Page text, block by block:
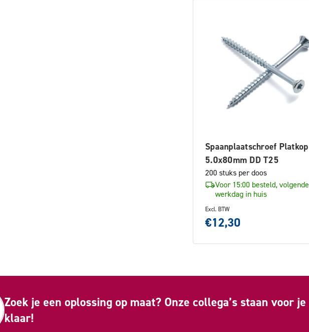
Spaanplaatschroef Platkop
5.0x80mm DD T25
200 stuks per doos
Voor 15:00 besteld, volgende
werkdag in huis
Excl. BTW
€12,30
Zoek je een oplossing op maat? Onze collega’s staan voor je
klaar!